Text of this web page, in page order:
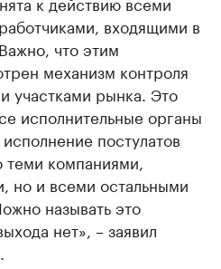
входящими в
что этим
механизм контроля
участками рынка. Это
исполнительные органы
постулатов
теми компаниями,
но и всеми остальными
называть это
нет», – заявил